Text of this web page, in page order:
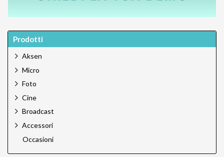
Prodotti
Aksen
Micro
Foto
Cine
Broadcast
Accessori
Occasioni